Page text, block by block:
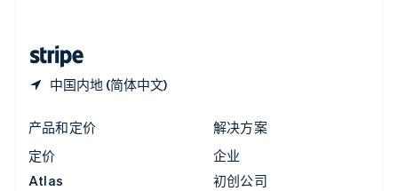
中国内地 (简体中文)
产品和定价
定价
Atlas
解决方案
企业
初创公司